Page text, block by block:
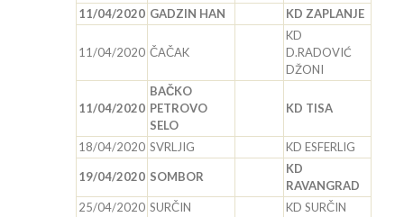
11/04/2020 GADZIN HAN KD ZAPLANJE
11/04/2020 ČAČAK
KD
D.RADOVIĆ
DŽONI
11/04/2020
BAČKO
PETROVO
SELO
KD TISA
18/04/2020 SVRLJIG KD ESFERLIG
19/04/2020 SOMBOR
KD
RAVANGRAD
25/04/2020 SURČIN
KD SURČIN